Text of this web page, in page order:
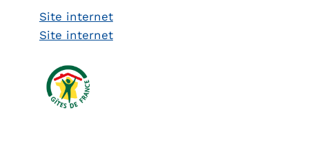
Site internet
Site internet